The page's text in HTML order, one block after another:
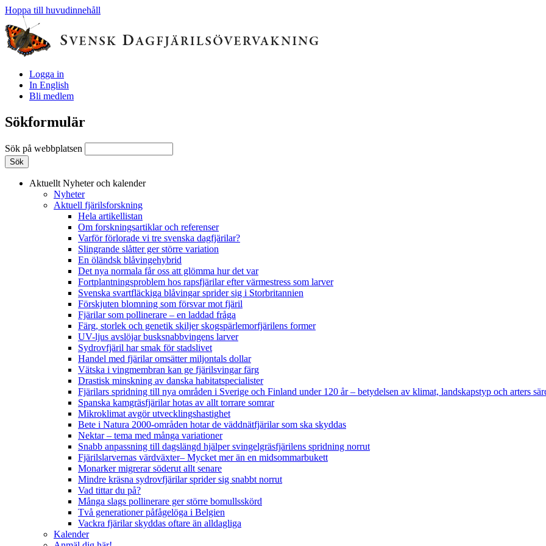
Hoppa till huvudinnehåll
Logga in
In English
Bli medlem
Sökformulär
Sök på webbplatsen
Aktuellt Nyheter och kalender
Nyheter
Aktuell fjärilsforskning
Hela artikellistan
Om forskningsartiklar och referenser
Varför förlorade vi tre svenska dagfjärilar?
Slingrande slåtter ger större variation
En öländsk blåvingehybrid
Det nya normala får oss att glömma hur det var
Fortplantningsproblem hos rapsfjärilar efter värmestress som larver
Svenska svartfläckiga blåvingar sprider sig i Storbritannien
Förskjuten blomning som försvar mot fjäril
Fjärilar som pollinerare – en laddad fråga
Färg, storlek och genetik skiljer skogspärlemorfjärilens former
UV-ljus avslöjar busksnabbvingens larver
Sydrovfjäril har smak för stadslivet
Handel med fjärilar omsätter miljontals dollar
Vätska i vingmembran kan ge fjärilsvingar färg
Drastisk minskning av danska habitatspecialister
Fjärilars spridning till nya områden i Sverige och Finland under 120 år– betydelsen av klimat, landskapstyp och arters
Spanska kamgräsfjärilar hotas av allt torrare somrar
Mikroklimat avgör utvecklingshastighet
Bete i Natura 2000-områden hotar de väddnätfjärilar som ska skyddas
Nektar – tema med många variationer
Snabb anpassning till dagslängd hjälper svingelgräsfjärilens spridning norrut
Fjärilslarvernas värdväxter– Mycket mer än en midsommarbukett
Monarker migrerar söderut allt senare
Mindre kräsna sydrovfjärilar sprider sig snabbt norrut
Vad tittar du på?
Många slags pollinerare ger större bomullsskörd
Två generationer påfågelöga i Belgien
Vackra fjärilar skyddas oftare än alldagliga
Kalender